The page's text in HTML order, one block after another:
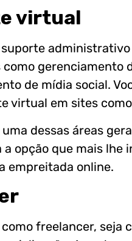
virtual
administrativo
gerenciamento
de mídia social.
virtual em sites
dessas áreas
opção que mais lhe
empreitada online.
freelancer, seja